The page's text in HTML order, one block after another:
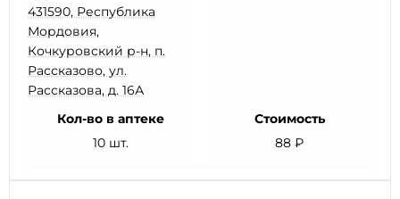
431590, Республика
Мордовия,
Кочкуровский р-н, п.
Рассказово, ул.
Рассказова, д. 16А
Кол-во в аптеке
10 шт.
Стоимость
88 ₽